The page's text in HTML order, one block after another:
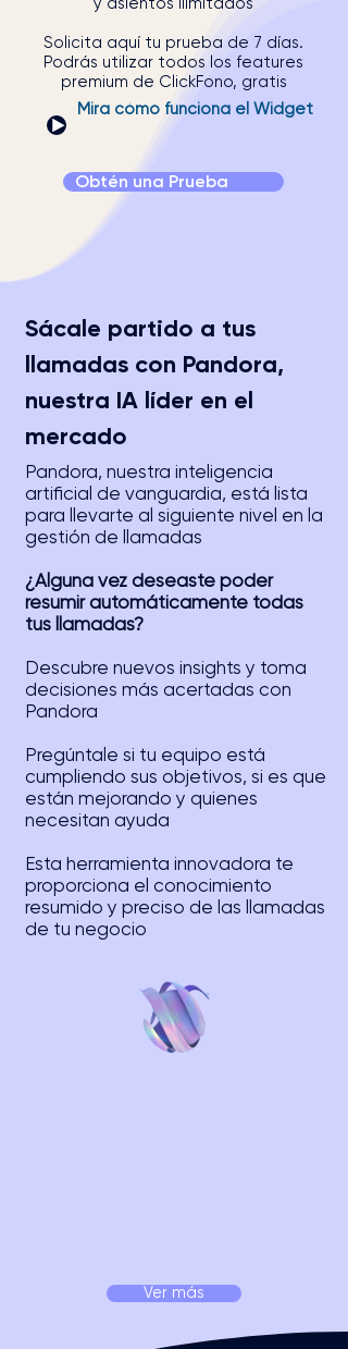
Solicita aquí tu prueba de 7 días.
Podrás utilizar todos los features
premium de ClickFono, gratis
Mira cómo funciona el Widget
Obtén una Prueba
Sácale partido a tus
llamadas con Pandora,
nuestra IA líder en el
mercado
Pandora, nuestra inteligencia
artificial de vanguardia, está lista
para llevarte al siguiente nivel en la
gestión de llamadas
¿Alguna vez deseaste poder
resumir automáticamente todas
tus llamadas?
Descubre nuevos insights y toma
decisiones más acertadas con
Pandora
Pregúntale si tu equipo está
cumpliendo sus objetivos, si es que
están mejorando y quienes
necesitan ayuda
Esta herramienta innovadora te
proporciona el conocimiento
resumido y preciso de las llamadas
de tu negocio
Ver más